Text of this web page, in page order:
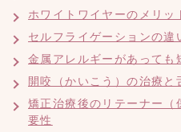
ホワイトワイヤーのメリッ
セルフライゲーションの違
金属アレルギーがあっても
開咬（かいこう）の治療と
矯正治療後のリテーナー
要性